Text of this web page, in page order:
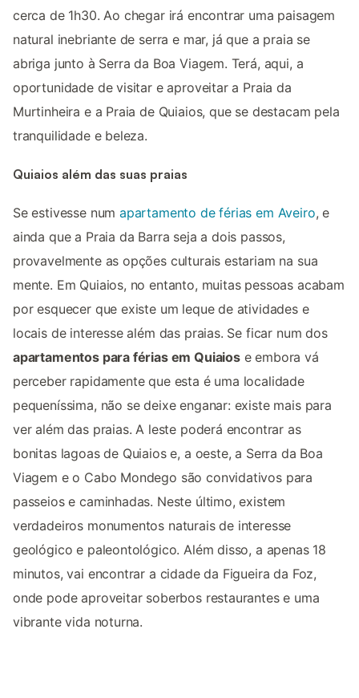
cerca de 1h30. Ao chegar irá encontrar uma paisagem
natural inebriante de serra e mar, já que a praia se
abriga junto à Serra da Boa Viagem. Terá, aqui, a
oportunidade de visitar e aproveitar a Praia da
Murtinheira e a Praia de Quiaios, que se destacam pela
tranquilidade e beleza.
Quiaios além das suas praias
Se estivesse numapartamento de férias em Aveiro, e
ainda que a Praia da Barra seja a dois passos,
provavelmente as opções culturais estariam na sua
mente. Em Quiaios, no entanto, muitas pessoas acabam
por esquecer que existe um leque de atividades e
locais de interesse além das praias. Se ficar num dos
apartamentos para férias em Quiaiose embora vá
perceber rapidamente que esta é uma localidade
pequeníssima, não se deixe enganar: existe mais para
ver além das praias. A leste poderá encontrar as
bonitas lagoas de Quiaios e, a oeste, a Serra da Boa
Viagem e o Cabo Mondego são convidativos para
passeios e caminhadas. Neste último, existem
verdadeiros monumentos naturais de interesse
geológico e paleontológico. Além disso, a apenas 18
minutos, vai encontrar a cidade da Figueira da Foz,
onde pode aproveitar soberbos restaurantes e uma
vibrante vida noturna.